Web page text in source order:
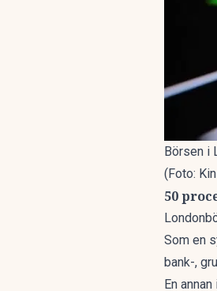
Börsen i
(Foto:
50
Som en
bank-,
En